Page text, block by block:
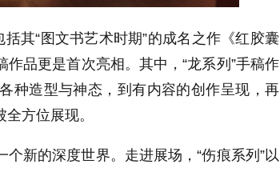
其“图文书艺术时期”的成名之作《红胶囊
品更是首次亮相。其中，“龙系列”手稿作
种造型与神态，到有内容的创作呈现，再
方位展现。
新的深度世界。走进展场，“伤痕系列”以